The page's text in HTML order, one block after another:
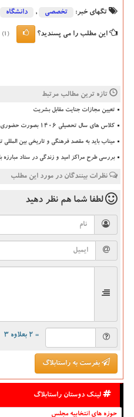
تگهای خبر: تخصصی , دانشگاه‌
این مطلب را می پسندید؟ (1)
تازه ترین مطالب مرتبط
تعیین مجازات جنایت مقابل بشریت
کلاس های سال تحصیلی ۱۴۰۶ بصورت حضوری خواهد بود
میناب باید به مقصد فرهنگی و تاریخی بین المللی
بررسی طرح مراکز امید و زندگی در ستاد مبارزه
نظرات بینندگان در مورد این مطلب
لطفا شما هم نظر دهید
= ۲ بعلاوه ۳
بفرست به راستابلاگ
لینک دوستان راستابلاگ
حوزه های انتخابیه مجلس